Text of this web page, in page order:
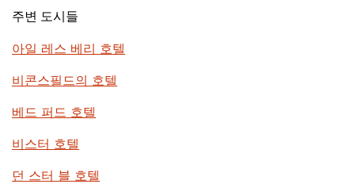
주변 도시들
아일 레스 베리 호텔
비콘스필드의 호텔
베드 퍼드 호텔
비스터 호텔
던 스터 블 호텔